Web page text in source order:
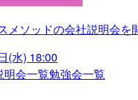
メソッドの会社説明会を
(水) 18:00
明会一覧勉強会一覧